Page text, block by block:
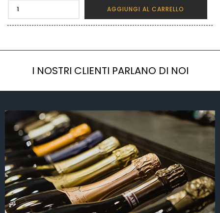
AGGIUNGI AL CARRELLO
I NOSTRI CLIENTI PARLANO DI NOI